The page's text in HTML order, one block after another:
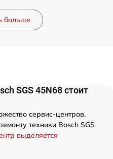
больше
SGS 45N68 стоит
сервис-центров,
техники Bosch SGS
выделяется